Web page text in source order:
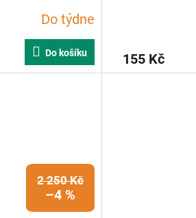
Do týdne
Do košíku
5,0
155 Kč
2 250 Kč
–4 %